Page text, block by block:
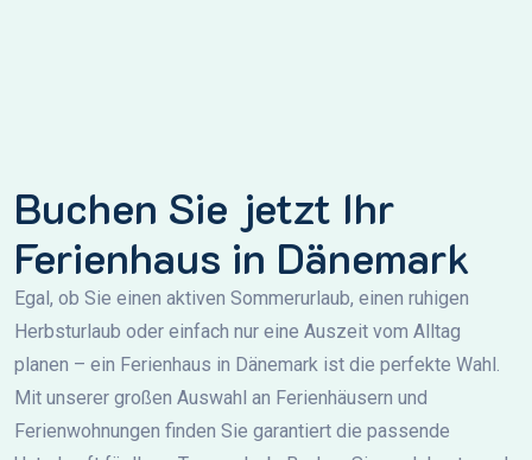
Buchen Sie jetzt Ihr
Ferienhaus in Dänemark
Egal, ob Sie einen aktiven Sommerurlaub, einen ruhigen
Herbsturlaub oder einfach nur eine Auszeit vom Alltag
planen – ein Ferienhaus in Dänemark ist die perfekte Wahl.
Mit unserer großen Auswahl an Ferienhäusern und
Ferienwohnungen finden Sie garantiert die passende